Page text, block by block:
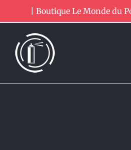
au
contenu
| Boutique Le Monde du